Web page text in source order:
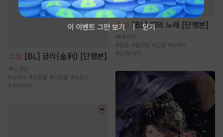
소설 [BL] 금리(金利) [단행본]
2.3만
#상처수 #성장물 #사건물 #순정수
# 계약관계
소설 [BL] 재의 노래 [단행본]
4.8만
#감금 #할리킹 #강공 #상처수
#오해/착각
이 이벤트 그만 보기 닫기